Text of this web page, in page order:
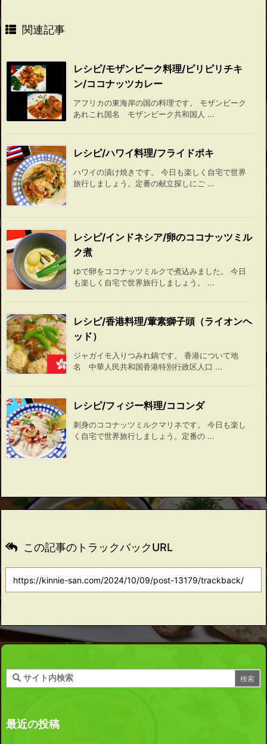
関連記事
レシピ/モザンビーク料理/ピリピリチキ
ン/ココナッツカレー
アフリカの東海岸の国の料理です。 モザンビーク
あれこれ国名 モザンビーク共和国人 ...
レシピ/ハワイ料理/フライドポキ
ハワイの漬け焼きです。 今日も楽しく自宅で世界
旅行しましょう。定番の献立探しにご ...
レシピ/インドネシア/卵のココナッツミル
ク煮
ゆで卵をココナッツミルクで煮込みました。 今日
も楽しく自宅で世界旅行しましょう。 ...
レシピ/香港料理/葷素獅子頭（ライオンヘ
ッド）
ジャガイモ入りつみれ鍋です。 香港について地
名 中華人民共和国香港特別行政区人口 ...
レシピ/フィジー料理/ココンダ
刺身のココナッツミルクマリネです。 今日も楽し
く自宅で世界旅行しましょう。定番の ...
この記事のトラックバックURL
最近の投稿